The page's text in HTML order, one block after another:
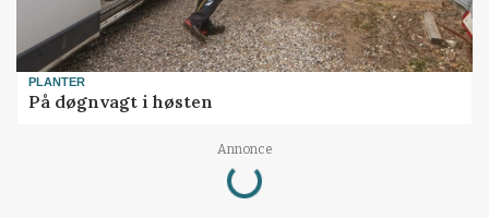
PLANTER
På døgnvagt i høsten
Annonce
Loading...